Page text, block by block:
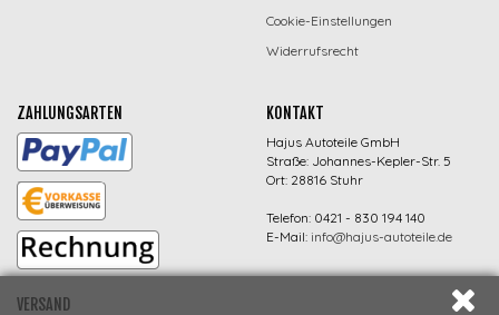
Cookie-Einstellungen
Widerrufsrecht
ZAHLUNGSARTEN
VERSAND
KONTAKT
Hajus Autoteile GmbH
Straße: Johannes-Kepler-Str. 5
Ort: 28816 Stuhr
Telefon: 0421 - 830 194 140
E-Mail: info@hajus-autoteile.de